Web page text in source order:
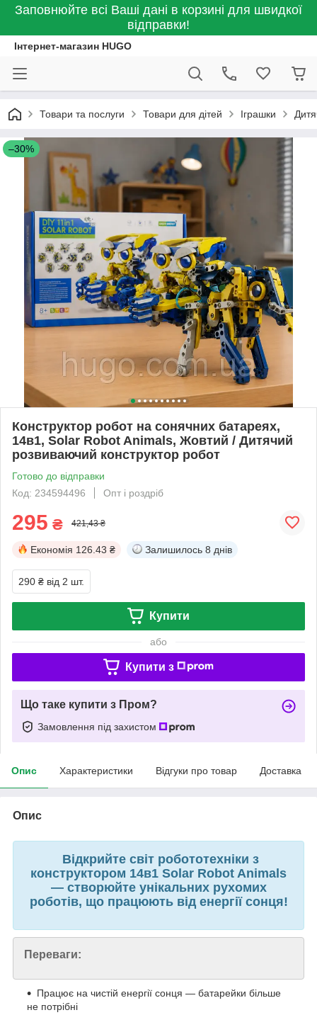
Заповнюйте всі Ваші дані в корзині для швидкої
відправки!
Інтернет-магазин HUGO
Товари та послуги Товари для дітей Іграшки
–30%
Конструктор робот на сонячних батареях,
14в1, Solar Robot Animals, Жовтий / Дитячий
розвиваючий конструктор робот
Готово до відправки
Код: 234594496
Опт і роздріб
295 ₴ 421,43 ₴
Економія 126.43 ₴ Залишилось 8 днів
290 ₴ від 2 шт.
Купити
або
Купити з
Що таке купити з Пром?
Замовлення під захистом
Опис Характеристики Відгуки про товар Доставка
Опис
Відкрийте світ робототехніки з
конструктором 14в1 Solar Robot Animals
— створюйте унікальних рухомих
роботів, що працюють від енергії сонця!
Переваги:
Працює на чистій енергії сонця — батарейки більше
не потрібні